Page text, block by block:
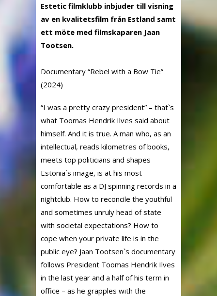
Estetic filmklubb inbjuder till visning
av en kvalitetsfilm från Estland samt
ett möte med filmskaparen Jaan
Tootsen.
Documentary “Rebel with a Bow Tie”
(2024)
“I was a pretty crazy president” – that`s
what Toomas Hendrik Ilves said about
himself. And it is true. A man who, as an
intellectual, reads kilometres of books,
meets top politicians and shapes
Estonia`s image, is at his most
comfortable as a DJ spinning records in a
nightclub. How to reconcile the youthful
and sometimes unruly head of state
with societal expectations? How to
cope when your private life is in the
public eye? Jaan Tootsen`s documentary
follows President Toomas Hendrik Ilves
in the last year and a half of his term in
office – as he grapples with the